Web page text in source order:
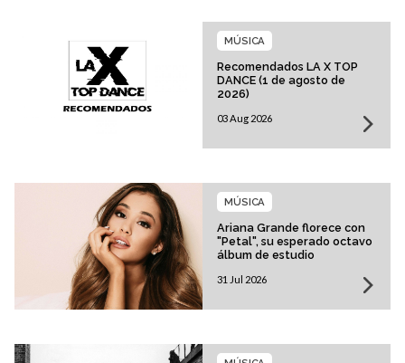
Recomendados LA X TOP
DANCE (1 de agosto de
2026)
MÚSICA
03 Aug 2026
Ariana Grande florece con
"Petal", su esperado octavo
álbum de estudio
MÚSICA
31 Jul 2026